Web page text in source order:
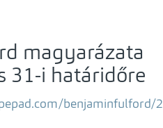
magyarázata
31-i határidőre
benjaminfulford/